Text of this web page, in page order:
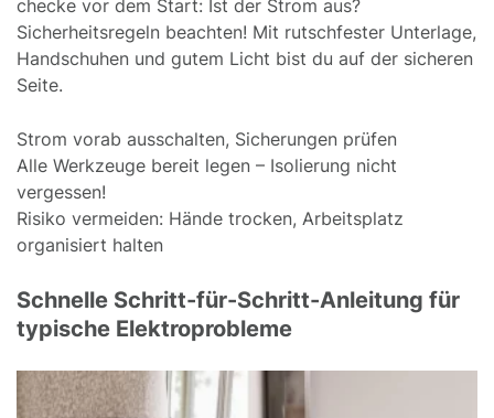
checke vor dem Start: Ist der Strom aus?
Sicherheitsregeln beachten! Mit rutschfester Unterlage,
Handschuhen und gutem Licht bist du auf der sicheren
Seite.
Strom vorab ausschalten, Sicherungen prüfen
Alle Werkzeuge bereit legen – Isolierung nicht
vergessen!
Risiko vermeiden: Hände trocken, Arbeitsplatz
organisiert halten
Schnelle Schritt-für-Schritt-Anleitung für
typische Elektroprobleme